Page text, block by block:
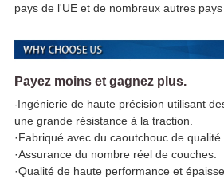
pays de l'UE et de nombreux autres pays
Payez moins et gagnez plus.
·Ingénierie de haute précision utilisant
une grande résistance à la traction.
·Fabriqué avec du caoutchouc de qualité.
·Assurance du nombre réel de couches.
·Qualité de haute performance et